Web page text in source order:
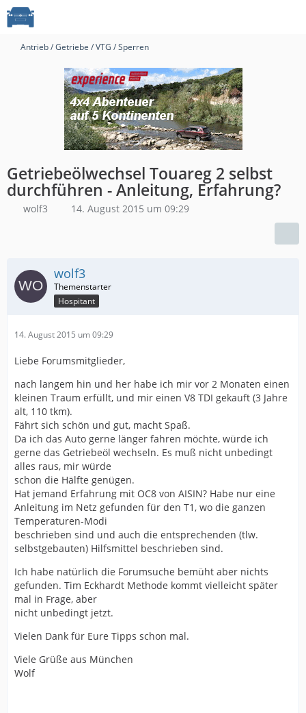
Antrieb / Getriebe / VTG / Sperren
Getriebeölwechsel Touareg 2 selbst
durchführen - Anleitung, Erfahrung?
wolf3 14. August 2015 um 09:29
wolf3
Hospitant
14. August 2015 um 09:29
Liebe Forumsmitglieder,
nach langem hin und her habe ich mir vor 2 Monaten einen
kleinen Traum erfüllt, und mir einen V8 TDI gekauft (3 Jahre
alt, 110 tkm).
Fährt sich schön und gut, macht Spaß.
Da ich das Auto gerne länger fahren möchte, würde ich
gerne das Getriebeöl wechseln. Es muß nicht unbedingt
alles raus, mir würde
schon die Hälfte genügen.
Hat jemand Erfahrung mit OC8 von AISIN? Habe nur eine
Anleitung im Netz gefunden für den T1, wo die ganzen
Temperaturen-Modi
beschrieben sind und auch die entsprechenden (tlw.
selbstgebauten) Hilfsmittel beschrieben sind.
Ich habe natürlich die Forumsuche bemüht aber nichts
gefunden. Tim Eckhardt Methode kommt vielleicht später
mal in Frage, aber
nicht unbedingt jetzt.
Vielen Dank für Eure Tipps schon mal.
Viele Grüße aus München
Wolf